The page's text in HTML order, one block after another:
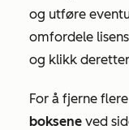
og utføre
omfordele
og klikk
For å fjerne
boksene ved